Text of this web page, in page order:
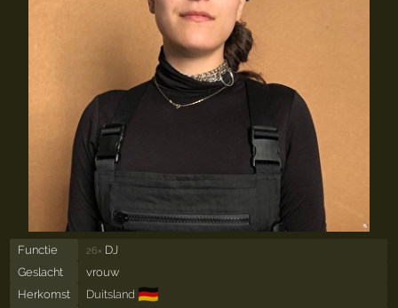
Functie 26× DJ
Geslacht
vrouw
Herkomst
Duitsland 🇩🇪